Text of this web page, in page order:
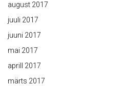
august 2017
juuli 2017
juuni 2017
mai 2017
aprill 2017
märts 2017